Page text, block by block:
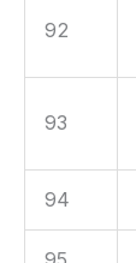
92
93
94